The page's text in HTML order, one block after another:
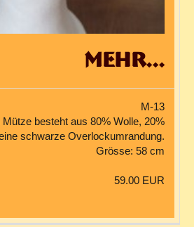
mehr...
M-13
besteht aus 80% Wolle, 20%
schwarze Overlockumrandung.
Grösse: 58 cm
59.00 EUR